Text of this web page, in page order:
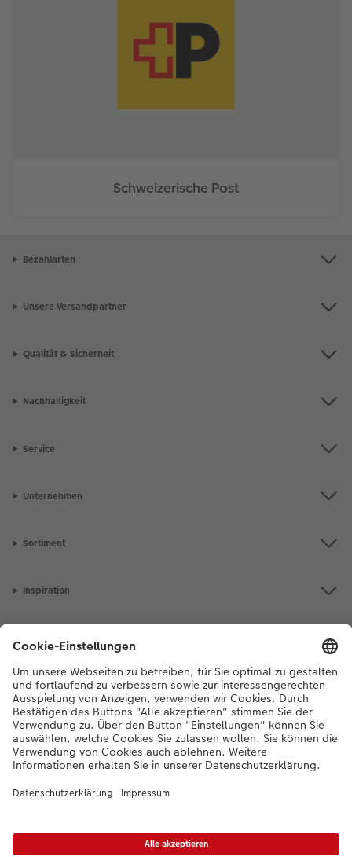
Schweizerische Post
Bezahlarten
Unsere Versandpartner
Qualität & Sicherheit
Nachhaltigkeit
Service
Unternehmen
Sortiment
Inspiration
Bei Fragen zu Produkten oder der Bestellung können Sie uns gerne von
Montag bis Samstag von 8:00 – 20:00 Uhr und Sonntag von 10:00 –
20:00 Uhr (gesetzliche Feiertage ausgenommen) unter der
Telefonnummer044 499 01 21kontaktieren.